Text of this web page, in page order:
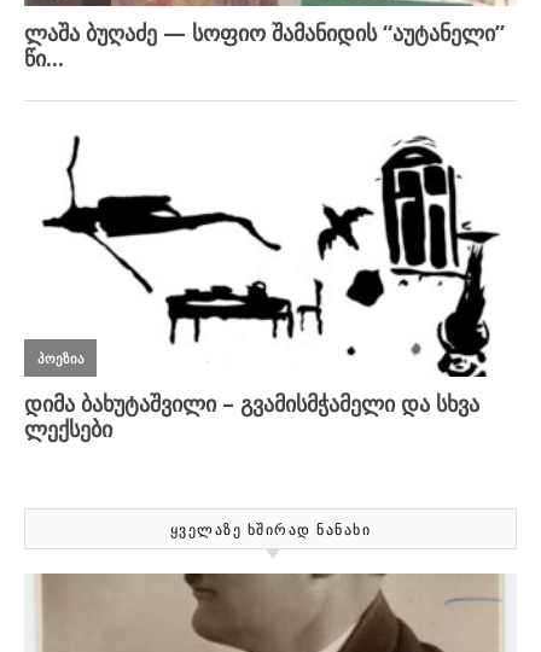
ᲧᲕᲔᲚᲐᲖᲔ ᲮᲨᲘᲠᲐᲓ ᲜᲐᲜᲐᲮᲘ